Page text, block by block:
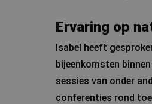
Ervaring op
Isabel heeft
bijeenkomsten
sessies van onder
conferenties rond